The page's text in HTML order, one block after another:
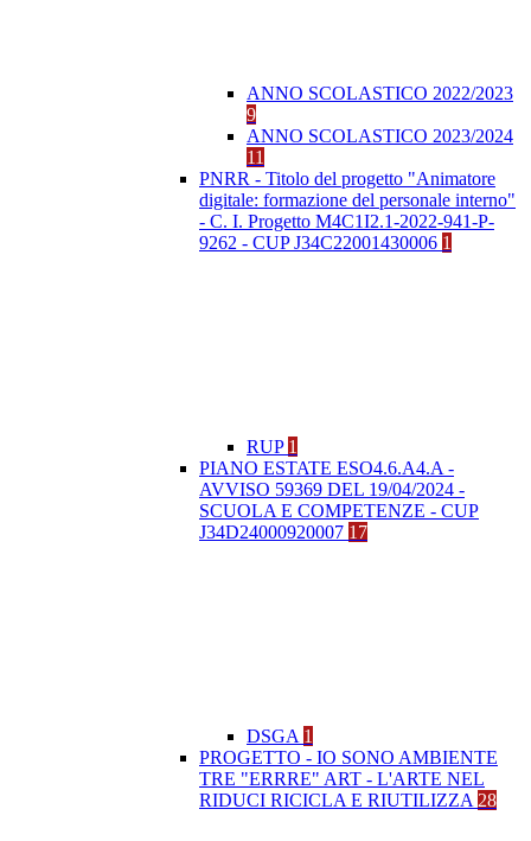
ANNO SCOLASTICO 2022/2023
9
ANNO SCOLASTICO 2023/2024
11
PNRR - Titolo del progetto "Animatore
digitale: formazione del personale interno"
- C. I. Progetto M4C1I2.1-2022-941-P-
9262 - CUP J34C22001430006 1
RUP 1
PIANO ESTATE ESO4.6.A4.A -
AVVISO 59369 DEL 19/04/2024 -
SCUOLA E COMPETENZE - CUP
J34D24000920007 17
DSGA 1
PROGETTO - IO SONO AMBIENTE
TRE "ERRRE" ART - L'ARTE NEL
RIDUCI RICICLA E RIUTILIZZA 28